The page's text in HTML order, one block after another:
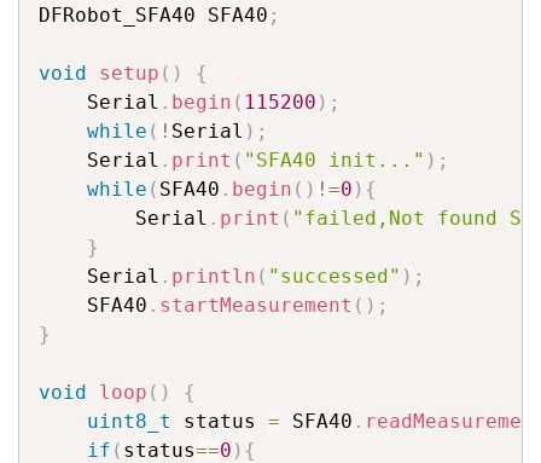
DFRobot_SFA40 SFA40 ;
void setup ( )
{
	Serial
. begin ( 115200 ) ;
while ( ! Serial ) ;
	Serial
. print ( "SFA40 init..." ) ;
while ( SFA40 . begin ( ) !=0 ) {
		Serial
. print ( "failed,Not found
}
	Serial
. println ( "successed" ) ;
	SFA40
. startMeasurement ( ) ;
}
void loop ( )
{
uint8_t
status = SFA40 .
if ( status==0 ) {